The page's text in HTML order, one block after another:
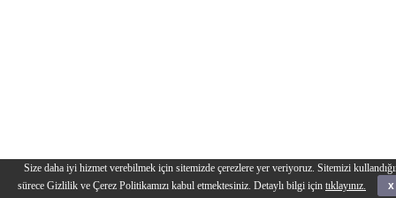
Size daha iyi hizmet verebilmek için sitemizde çerezlere yer veriyoruz. Sitemizi
sürece Gizlilik ve Çerez Politikamızı kabul etmektesiniz. Detaylı bilgi için tıklayınız. x